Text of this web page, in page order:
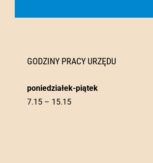
GODZINY PRACY URZĘDU
poniedziałek-piątek
7.15 – 15.15